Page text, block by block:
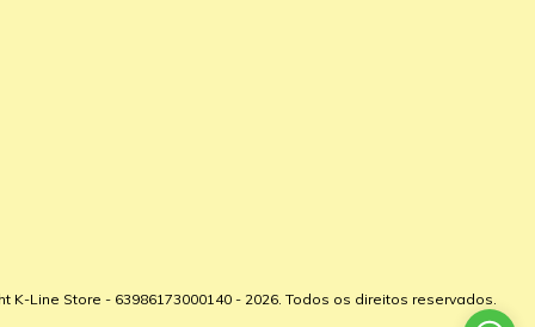
K-Line Store - 63986173000140 - 2026. Todos os direitos reservados.